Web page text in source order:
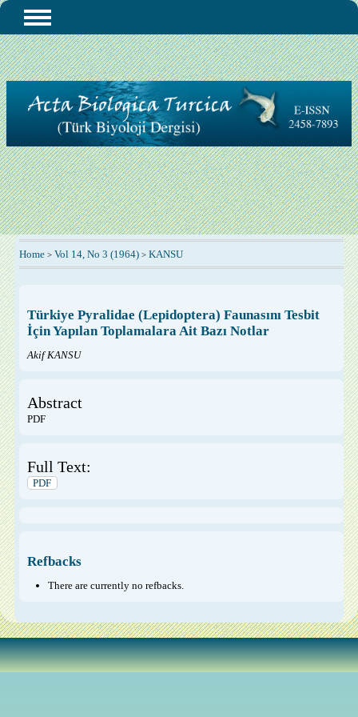
Home> Vol 14, No 3 (1964)> KANSU
Türkiye Pyralidae (Lepidoptera) Faunasını Tesbit
İçin Yapılan Toplamalara Ait Bazı Notlar
Akif KANSU
Abstract
PDF
Full Text:
PDF
Refbacks
There are currently no refbacks.